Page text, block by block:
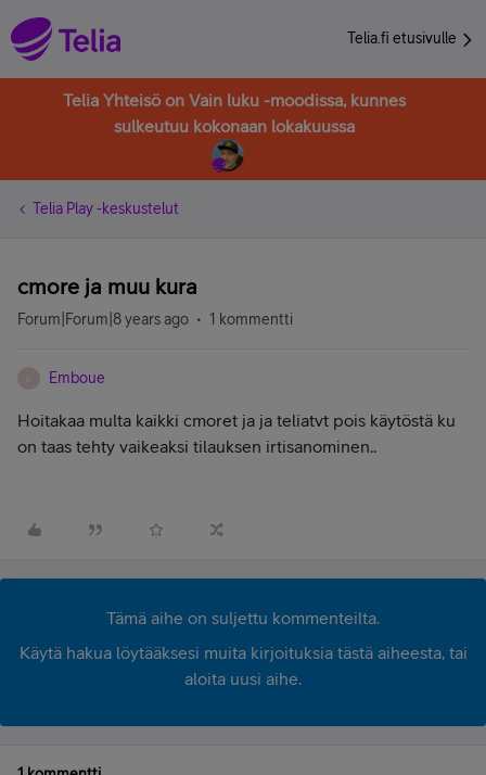
Telia.fi etusivulle
Telia Yhteisö on Vain luku -moodissa, kunnes
sulkeutuu kokonaan lokakuussa
Telia Play -keskustelut
cmore ja muu kura
Forum|Forum|8 years ago 1 kommentti
Emboue
Hoitakaa multa kaikki cmoret ja ja teliatvt pois käytöstä ku
on taas tehty vaikeaksi tilauksen irtisanominen..
Tämä aihe on suljettu kommenteilta.
Käytä hakua löytääksesi muita kirjoituksia tästä aiheesta, tai
aloita uusi aihe.